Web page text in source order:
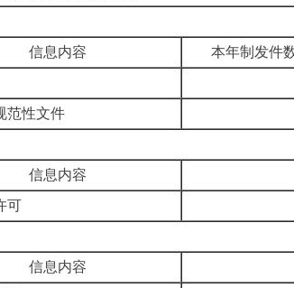
信息内容
本年制发件
范性文件
信息内容
可
信息内容